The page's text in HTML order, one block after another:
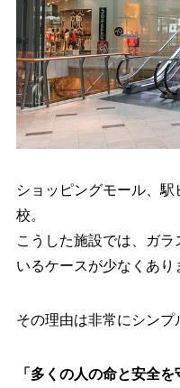
ショッピングモール、
校。
こうした施設では、ガ
いるケースが少なくあり
その理由は非常にシンプ
「多くの人の命と安全を